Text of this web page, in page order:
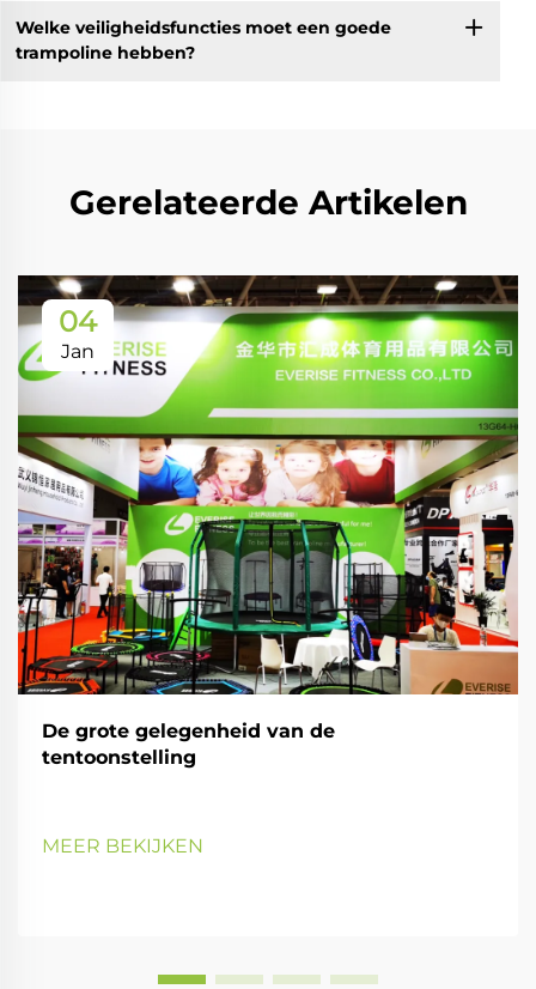
Welke veiligheidsfuncties moet een goede
trampoline hebben?
Gerelateerde Artikelen
04
Jan
De grote gelegenheid van de
tentoonstelling
MEER BEKIJKEN